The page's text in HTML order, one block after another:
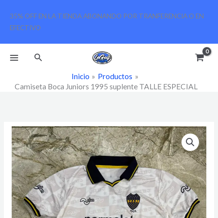
contenido
35% OFF EN LA TIENDA ABONANDO POR TRANFERENCIA O EN
EFECTIVO
Buscar
Inicio
Productos
Camiseta Boca Juniors 1995 suplente TALLE ESPECIAL
Camiseta
Boca
Juniors
1995
suplente
TALLE
ESPECIAL
cantidad